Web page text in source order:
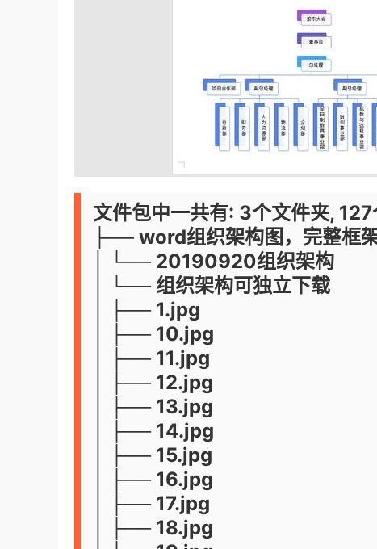
文件包中一共有: 3个文件夹,
├── word组织架构图，完整框
│ └── 20190920组织架构
│ └── 组织架构可独立下载
│ ├── 1.jpg
│ ├── 10.jpg
│ ├── 11.jpg
│ ├── 12.jpg
│ ├── 13.jpg
│ ├── 14.jpg
│ ├── 15.jpg
│ ├── 16.jpg
│ ├── 17.jpg
│ ├── 18.jpg